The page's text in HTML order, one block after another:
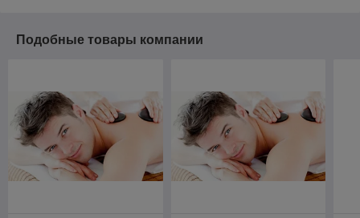
Подобные товары компании